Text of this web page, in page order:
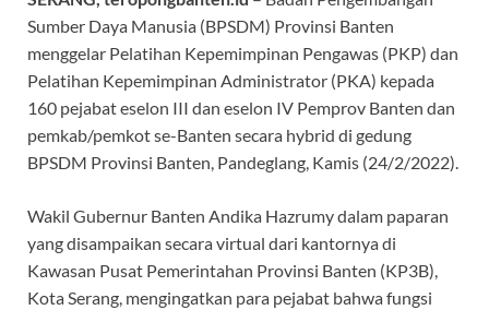
Sumber Daya Manusia (BPSDM) Provinsi Banten
menggelar Pelatihan Kepemimpinan Pengawas (PKP) dan
Pelatihan Kepemimpinan Administrator (PKA) kepada
160 pejabat eselon III dan eselon IV Pemprov Banten dan
pemkab/pemkot se-Banten secara hybrid di gedung
BPSDM Provinsi Banten, Pandeglang, Kamis (24/2/2022).
Wakil Gubernur Banten Andika Hazrumy dalam paparan
yang disampaikan secara virtual dari kantornya di
Kawasan Pusat Pemerintahan Provinsi Banten (KP3B),
Kota Serang, mengingatkan para pejabat bahwa fungsi